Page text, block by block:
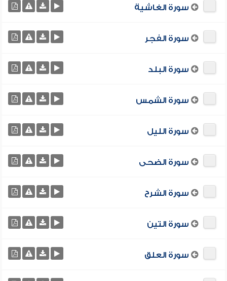
سورة الغاشية
سورة الفجر
سورة البلد
سورة الشمس
سورة الليل
سورة الضحى
سورة الشرح
سورة التين
سورة العلق